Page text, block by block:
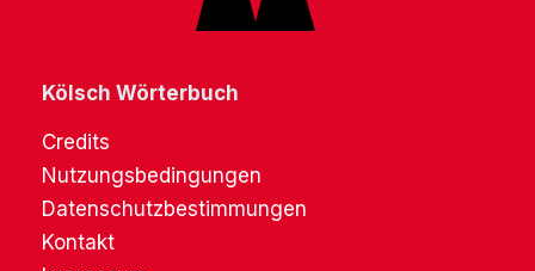
Kölsch Wörterbuch
Credits
Nutzungsbedingungen
Datenschutzbestimmungen
Kontakt